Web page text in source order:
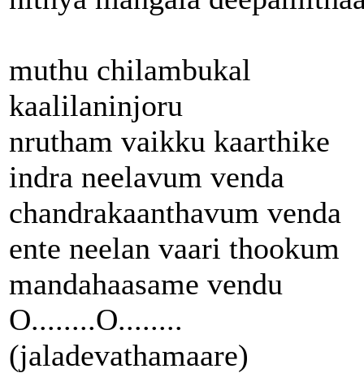
muthu chilambukal
kaalilaninjoru
nrutham vaikku kaarthike
indra neelavum venda
chandrakaanthavum venda
ente neelan vaari thookum
mandahaasame vendu
O........O........
(jaladevathamaare)